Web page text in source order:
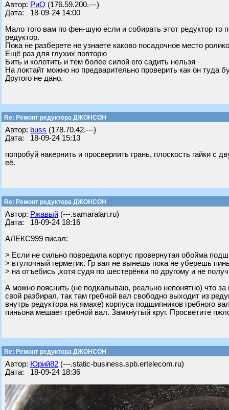
Автор: РиО (176.59.200.---)
Дата: 18-09-24 14:00
Мало того вам по фен-шую если и собирать этот редуктор то
редуктор.
Пока не разберете не узнаете каково посадочное место
Ещё раз для глухих повторю
Бить и колотить и тем более силой его садить нельзя
На локтайт можно но предварительно проверить как он туда
Другого не дано.
Re: Ремонт редуктора ДЖОНСОН
Автор: buss (178.70.42.---)
Дата: 18-09-24 15:13
попробуй накернить и просверлить грань, плоскость гайки с
её.
Re: Ремонт редуктора ДЖОНСОН
Автор: Ржавый (---.samaralan.ru)
Дата: 18-09-24 18:16
АЛЕКС999 писал:
> Если не сильно повредила корпус провернутая обойма
> втулочный герметик. Гр вал не вынешь пока не уберешь
> на отъебись ,хотя судя по шестерёнки по другому и не
А можно пояснить (не подкалываю, реально непонятно) что за
свой разбирал, так там гребной вал свободно выходит из
внутрь редуктора на ямахе) корпуса подшипников гребного
пиньона мешает гребной вал. Замкнутый круг. Просветите
Re: Ремонт редуктора ДЖОНСОН
Автор: Юрий82 (---.static-business.spb.ertelecom.ru)
Дата: 18-09-24 18:36